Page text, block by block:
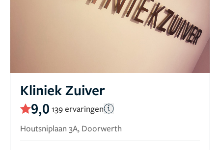
Kliniek Zuiver
9,0 139 ervaringen
Houtsniplaan 3A, Doorwerth